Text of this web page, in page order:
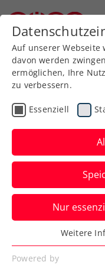
Zurück zur
Turniere
Ofner/
trotz
Das ÖTV-
Grand-Slam-
zweiten Runde
Verfasst von: Manuel
Auf unserer Webseite
davon werden
ermöglichen, Ihre
zu verbessern.
Essenziell
Nur
Essenziell
Essenzielle Cookies
Weitere
Powered by